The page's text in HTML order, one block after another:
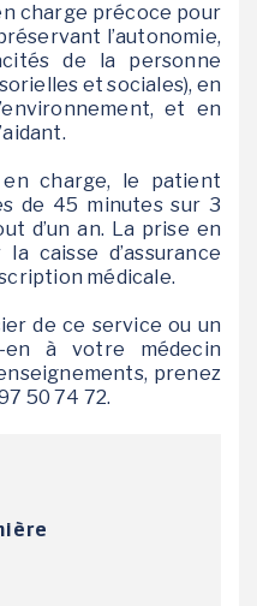
charge précoce pour
l’autonomie,
de la personne
et sociales), en
et en
charge, le patient
de 45 minutes sur 3
d’un an. La prise en
caisse d’assurance
médicale.
de ce service ou un
en à votre médecin
prenez
50 74 72.